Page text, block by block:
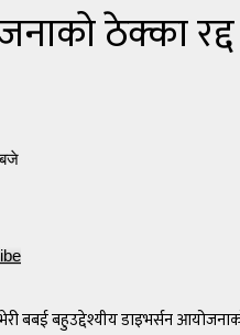
ठेक्का रद्द
बबई बहुउद्देश्यीय डाइभर्सन